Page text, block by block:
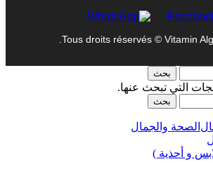
Tous droits réservés © Vitamin
بحث
التي تبحث عنها.
بحث
الصحة والجمال